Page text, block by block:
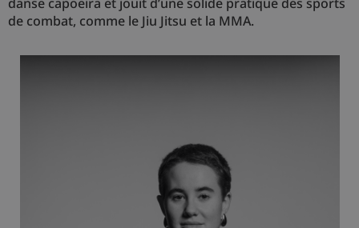
de combat, comme le Jiu Jitsu et la MMA.